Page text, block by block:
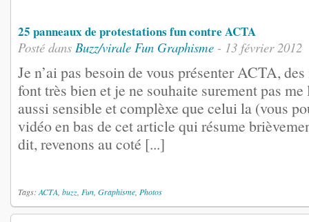
25 panneaux de protestations fun contre ACTA
Posté dans Buzz/virale Fun Graphisme - 13 février 2012
Je n’ai pas besoin de vous présenter ACTA,
font très bien et je ne souhaite surement pas
aussi sensible et complèxe que celui la (vous
vidéo en bas de cet article qui résume
dit, revenons au coté [...]
Tags: ACTA buzz Fun Graphisme Photos